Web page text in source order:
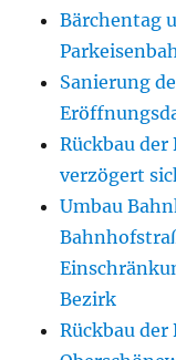
Bärchentag
Sanierung
Rückbau
verzögert
Umbau
Bezirk
Rückbau